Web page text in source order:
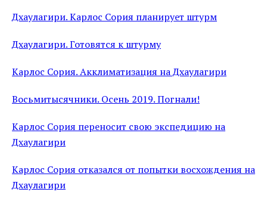
Дхаулагири. Карлос Сория планирует штурм
Дхаулагири. Готовятся к штурму
Карлос Сория. Акклиматизация на Дхаулагири
Восьмитысячники. Осень 2019. Погнали!
Карлос Сория переносит свою экспедицию на
Дхаулагири
Карлос Сория отказался от попытки восхождения на
Дхаулагири